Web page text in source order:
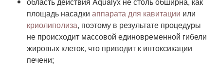
площадь насадки аппарата для кавитации или
криолиполиза, поэтому в результате процедуры
не происходит массовой единовременной гибели
жировых клеток, что приводит к интоксикации
печени;